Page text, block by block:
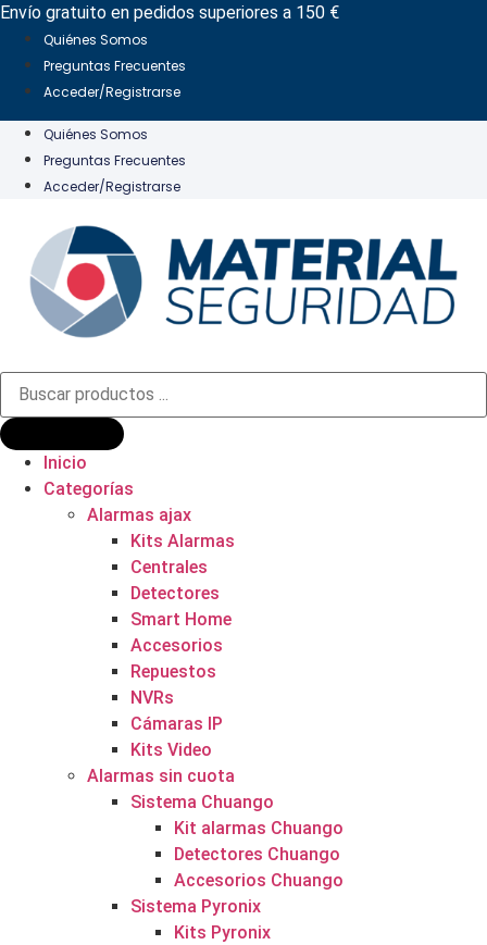
Ir
contenido
Envío gratuito en pedidos superiores a 150 €
Quiénes Somos
Preguntas Frecuentes
Acceder/Registrarse
Quiénes Somos
Preguntas Frecuentes
Acceder/Registrarse
Búsqueda
productos
Inicio
Categorías
Alarmas ajax
Kits Alarmas
Centrales
Detectores
Smart Home
Accesorios
Repuestos
NVRs
Cámaras IP
Kits Video
Alarmas sin cuota
Sistema Chuango
Kit alarmas Chuango
Detectores Chuango
Accesorios Chuango
Sistema Pyronix
Kits Pyronix